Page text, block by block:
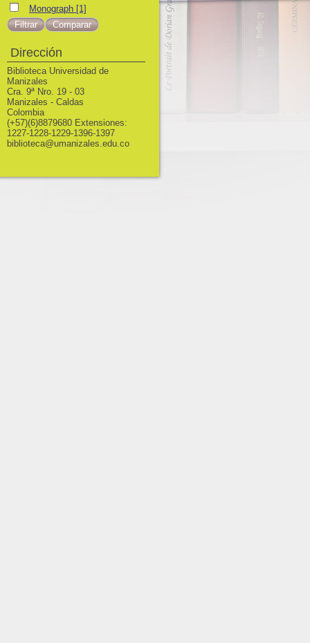
Monograph
Monograph [1]
Dirección
Biblioteca Universidad de
Manizales
Cra. 9ª Nro. 19 - 03
Manizales - Caldas
Colombia
(+57)(6)8879680 Extensiones:
1227-1228-1229-1396-1397
biblioteca@umanizales.edu.co